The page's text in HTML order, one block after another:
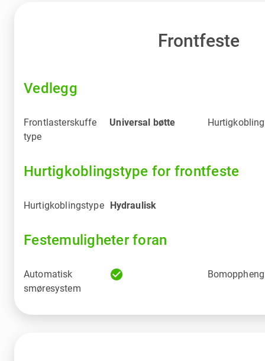
Frontfeste
Vedlegg
Frontlasterskuffe
type
Universal bøtte Hurtigkobling
Hurtigkoblingstype for frontfeste
Hurtigkoblingstype Hydraulisk
Festemuligheter foran
Automatisk
smøresystem
check_circle Bomoppheng